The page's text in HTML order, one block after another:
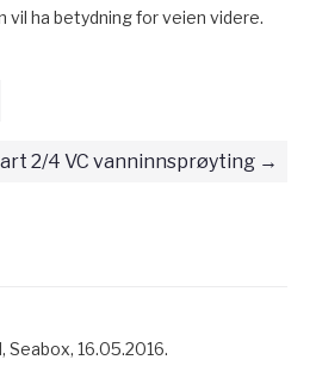
vil ha betydning for veien videre.
2/4 VC vanninnsprøyting
Seabox, 16.05.2016.